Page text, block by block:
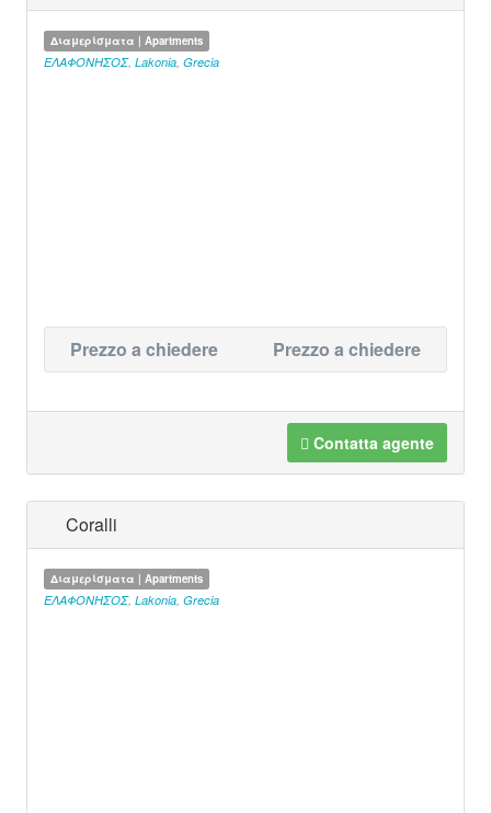
Διαμερίσματα | Apartments
ΕΛΑΦΟΝΗΣΟΣ, Lakonia Grecia
Prezzo a chiedere Prezzo a chiedere
Contatta agente
Coralli
Διαμερίσματα | Apartments
ΕΛΑΦΟΝΗΣΟΣ, Lakonia, Grecia